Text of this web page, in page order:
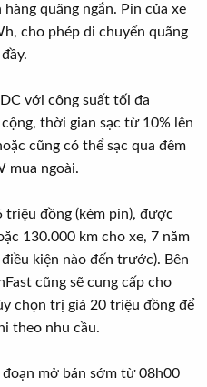
quãng ngắn. Pin của xe
cho phép di chuyển quãng
với công suất tối đa
thời gian sạc từ 10% lên
cũng có thể sạc qua đêm
mua ngoài.
triệu đồng (kèm pin), được
130.000 km cho xe, 7 năm
kiện nào đến trước). Bên
cũng sẽ cung cấp cho
chọn trị giá 20 triệu đồng để
theo nhu cầu.
mở bán sớm từ 08h00